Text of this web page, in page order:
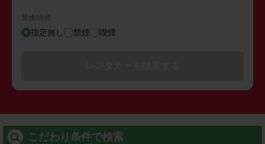
禁煙/喫煙
指定無し 禁煙 喫煙
こだわり条件で検索